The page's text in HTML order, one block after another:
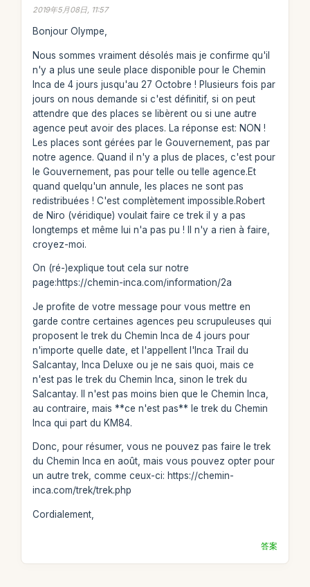
2019年5月08日, 11:57
Bonjour Olympe,
Nous sommes vraiment désolés mais je confirme qu'il
n'y a plus une seule place disponible pour le Chemin
Inca de 4 jours jusqu'au 27 Octobre ! Plusieurs fois par
jours on nous demande si c'est définitif, si on peut
attendre que des places se libèrent ou si une autre
agence peut avoir des places. La réponse est: NON !
Les places sont gérées par le Gouvernement, pas par
notre agence. Quand il n'y a plus de places, c'est pour
le Gouvernement, pas pour telle ou telle agence.Et
quand quelqu'un annule, les places ne sont pas
redistribuées ! C'est complètement impossible.Robert
de Niro (véridique) voulait faire ce trek il y a pas
longtemps et même lui n'a pas pu ! Il n'y a rien à faire,
croyez-moi.
On (ré-)explique tout cela sur notre
page:https://chemin-inca.com/information/2a
Je profite de votre message pour vous mettre en
garde contre certaines agences peu scrupuleuses qui
proposent le trek du Chemin Inca de 4 jours pour
n'importe quelle date, et l'appellent l'Inca Trail du
Salcantay, Inca Deluxe ou je ne sais quoi, mais ce
n'est pas le trek du Chemin Inca, sinon le trek du
Salcantay. Il n'est pas moins bien que le Chemin Inca,
au contraire, mais **ce n'est pas** le trek du Chemin
Inca qui part du KM84.
Donc, pour résumer, vous ne pouvez pas faire le trek
du Chemin Inca en août, mais vous pouvez opter pour
un autre trek, comme ceux-ci: https://chemin-
inca.com/trek/trek.php
Cordialement,
答案